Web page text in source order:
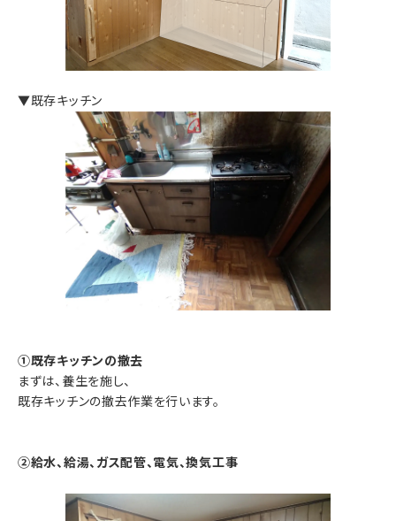
▼既存キッチン
①既存キッチンの撤去
まずは、養生を施し、
既存キッチンの撤去作業を行います。
②給水、給湯、ガス配管、電気、換気工事